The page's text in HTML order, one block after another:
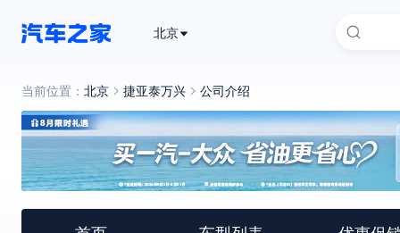
北京
当前位置： 北京 捷亚泰万兴 公司介绍